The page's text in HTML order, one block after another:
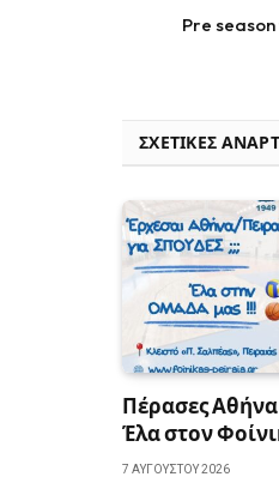
Pre
ΣΧΕΤΙΚΈΣ
Πέρασες Αθήνα
Έλα στον
7 ΑΥΓΟΎΣΤΟΥ 2026